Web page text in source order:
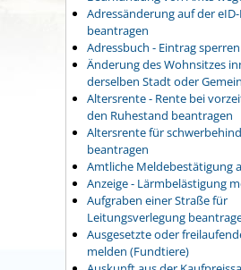
Adressänderung auf der
beantragen
Adressbuch - Eintrag
Änderung des Wohnsitzes
derselben Stadt oder
Altersrente - Rente bei
den Ruhestand beantragen
Altersrente für
beantragen
Amtliche Meldebestätigung
Anzeige - Lärmbelästigung
Aufgraben einer Straße für
Leitungsverlegung
Ausgesetzte oder
melden (Fundtiere)